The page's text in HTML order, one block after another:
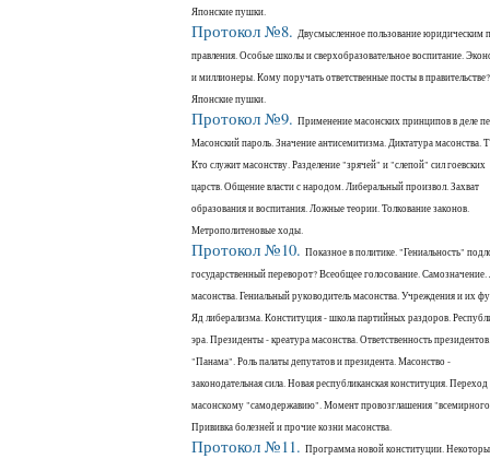
Японские пушки.
Протокол №8. Двусмысленное пользование юридическим
правления. Особые школы и сверхобразовательное воспитание.
и миллионеры. Кому поручать ответственные посты в правительстве?
Японские пушки.
Протокол №9. Применение масонских принципов в деле
Масонский пароль. Значение антисемитизма. Диктатура масонства.
Кто служит масонству. Разделение "зрячей" и "слепой" сил гоевских
царств. Общение власти с народом. Либеральный произвол. Захват
образования и воспитания. Ложные теории. Толкование законов.
Метрополитеновые ходы.
Протокол №10. Показное в политике. "Гениальность"
государственный переворот? Всеобщее голосование.
масонства. Гениальный руководитель масонства. Учреждения и их
Яд либерализма. Конституция - школа партийных раздоров.
эра. Президенты - креатура масонства. Ответственность президентов.
"Панама". Роль палаты депутатов и президента. Масонство -
законодательная сила. Новая республиканская конституция. Переход
масонскому "самодержавию". Момент провозглашения
Прививка болезней и прочие козни масонства.
Протокол №11. Программа новой конституции.